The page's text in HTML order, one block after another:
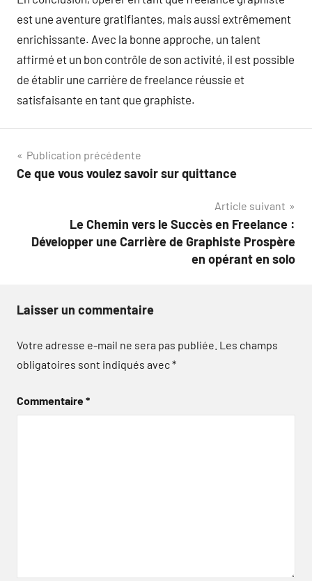
est une aventure gratifiantes, mais aussi extrêmement
enrichissante. Avec la bonne approche, un talent
affirmé et un bon contrôle de son activité, il est possible
de établir une carrière de freelance réussie et
satisfaisante en tant que graphiste.
Navigation
de
Publication précédente
Ce que vous voulez savoir sur quittance
Article suivant
Le Chemin vers le Succès en Freelance :
Développer une Carrière de Graphiste Prospère
en opérant en solo
Laisser un commentaire
Votre adresse e-mail ne sera pas publiée. Les champs
obligatoires sont indiqués avec*
Commentaire*